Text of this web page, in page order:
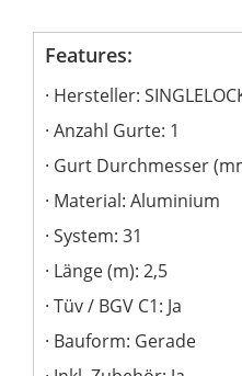
Features:
Hersteller:
Anzahl Gurte: 1
Gurt Durchmesser
Material: Aluminium
System: 31
Länge (m): 2,5
Tüv / BGV C1: Ja
Bauform: Gerade